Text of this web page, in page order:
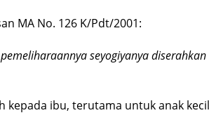
MA No. 126 K/Pdt/2001:
seyogiyanya
kepada ibu, terutama untuk anak